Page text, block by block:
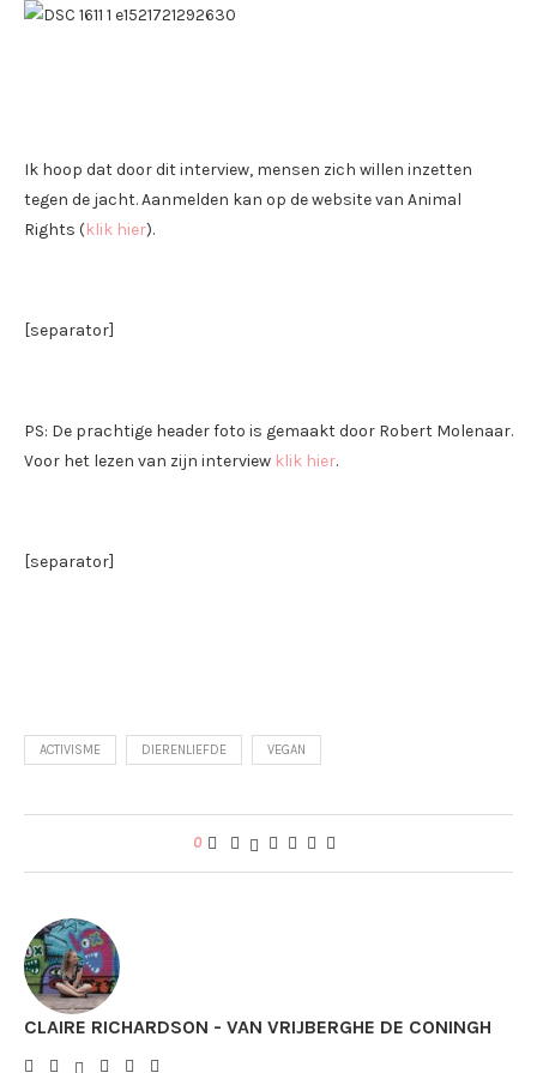
Ik hoop dat door dit interview, mensen zich willen inzetten
tegen de jacht. Aanmelden kan op de website van Animal
Rights (klik hier).
[separator]
PS: De prachtige header foto is gemaakt door Robert Molenaar.
Voor het lezen van zijn interview klik hier.
[separator]
ACTIVISME DIERENLIEFDE VEGAN
0
CLAIRE RICHARDSON - VAN VRIJBERGHE DE CONINGH